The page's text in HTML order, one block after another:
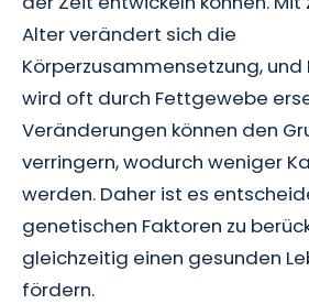
Alter verändert sich die
Körperzusammensetzung, und
wird oft durch Fettgewebe
Veränderungen können den
verringern, wodurch weniger
werden. Daher ist es
genetischen Faktoren zu
gleichzeitig einen gesunden
fördern.